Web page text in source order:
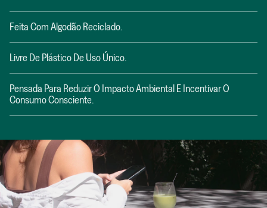
Feita Com Algodão Reciclado.
Livre De Plástico De Uso Único.
Pensada Para Reduzir O Impacto Ambiental E Incentivar O
Consumo Consciente.